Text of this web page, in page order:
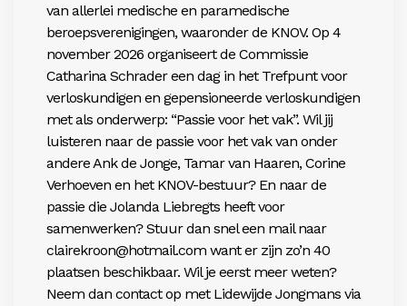
van allerlei medische en paramedische
beroepsverenigingen, waaronder de KNOV. Op 4
november2026 organiseert de Commissie
Catharina Schrader een dag in het Trefpunt voor
verloskundigen en gepensioneerde verloskundigen
met als onderwerp: “Passie voor het vak”. Wil jij
luisteren naar de passie voor het vak van onder
andereAnk de Jonge, Tamar van Haaren, Corine
Verhoeven en het KNOV-bestuur? En naar de
passie die Jolanda Liebregts heeft voor
samenwerken? Stuur dan snel een mail naar
clairekroon@hotmail.com want er zijn zo’n 40
plaatsen beschikbaar. Wil je eerst meer weten?
Neem dan contact op met Lidewijde Jongmans via